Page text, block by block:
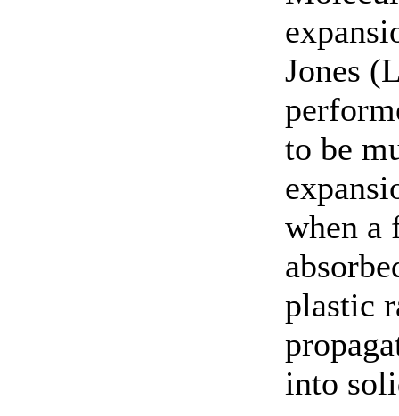
Jones
to be
when a
plastic
into